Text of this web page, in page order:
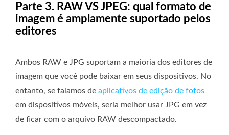
Parte 3. RAW VS JPEG: qual formato de
imagem é amplamente suportado pelos
editores
Ambos RAW e JPG suportam a maioria dos editores de
imagem que você pode baixar em seus dispositivos. No
entanto, se falamos de aplicativos de edição de fotos
em dispositivos móveis, seria melhor usar JPG em vez
de ficar com o arquivo RAW descompactado.